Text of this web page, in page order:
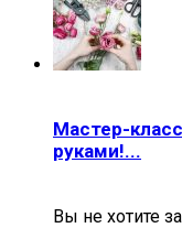
Мастер-
руками!...
Вы не хотите